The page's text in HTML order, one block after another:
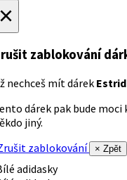
zablokování
nechceš mít dárek
dárek pak bude
jiný.
zablokování
× Zpět